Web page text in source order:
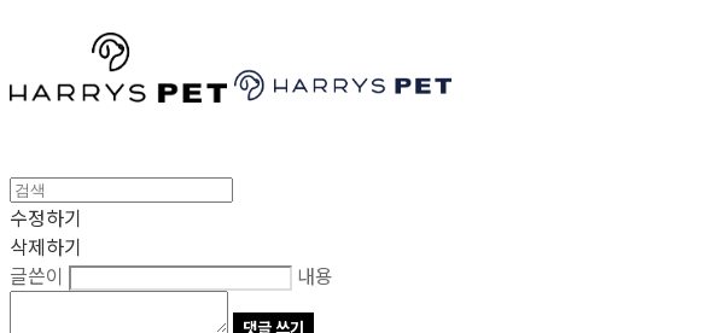
수정하기
삭제하기
글쓴이
내용
댓글 쓰기